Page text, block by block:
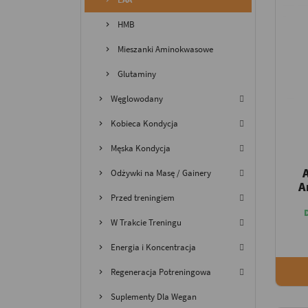
HMB
Mieszanki Aminokwasowe
Glutaminy
Węglowodany
Kobieca Kondycja
Męska Kondycja
Odżywki na Masę / Gainery
Przed treningiem
W Trakcie Treningu
Energia i Koncentracja
Regeneracja Potreningowa
Suplementy Dla Wegan